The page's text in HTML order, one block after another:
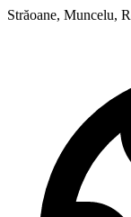
Străoane, Muncelu,